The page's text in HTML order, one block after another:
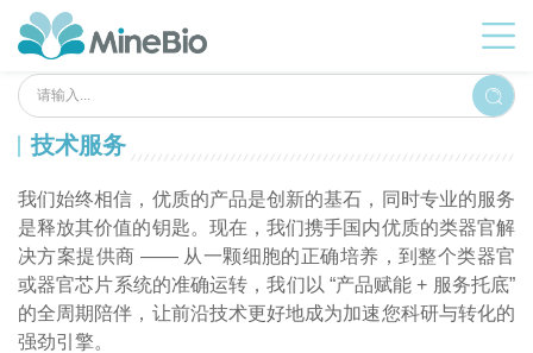
技术服务
我们始终相信，优质的产品是创新的基石，同时专业的服务
是释放其价值的钥匙。现在，我们携手国内优质的类器官解
决方案提供商 —— 从一颗细胞的正确培养，到整个类器官
或器官芯片系统的准确运转，我们以 “产品赋能 + 服务托底”
的全周期陪伴，让前沿技术更好地成为加速您科研与转化的
强劲引擎。